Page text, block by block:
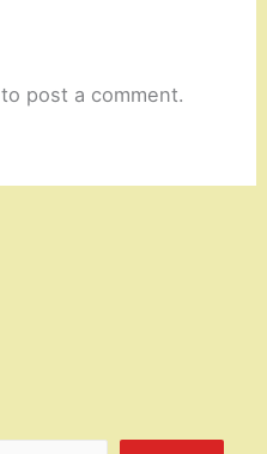
to post a comment.